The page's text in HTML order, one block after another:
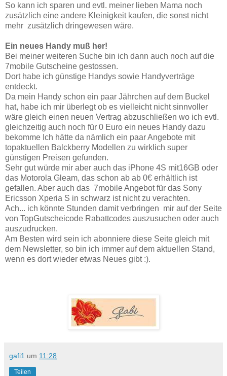
So kann ich sparen und evtl. meiner lieben Mama noch
zusätzlich eine andere Kleinigkeit kaufen, die sonst nicht
mehr zusätzlich dringewesen wäre.
Ein neues Handy muß her!
Bei meiner weiteren Suche bin ich dann auch noch auf die
7mobile Gutscheine gestossen.
Dort habe ich günstige Handys sowie Handyverträge
entdeckt.
Da mein Handy schon ein paar Jährchen auf dem Buckel
hat, habe ich mir überlegt ob es vielleicht nicht sinnvoller
wäre gleich einen neuen Vertrag abzuschließen wo ich evtl.
gleichzeitig auch noch für 0 Euro ein neues Handy dazu
bekomme Ich hätte da nämlich ein paar Angebote mit
topaktuellen Balckberry Modellen zu wirklich super
günstigen Preisen gefunden.
Sehr gut würde mir aber auch das iPhone 4S mit16GB oder
das Motorola Gleam, das schon ab ab 0€ erhältlich ist
gefallen. Aber auch das 7mobile Angebot für das Sony
Ericsson Xperia S in schwarz ist nicht zu verachten.
Ach... ich könnte Stunden damit verbringen mir auf der Seite
von TopGutscheicode Rabattcodes auszusuchen oder auch
auszudrucken.
Am Besten wird sein ich abonniere diese Seite gleich mit
dem Newsletter, so bin ich immer auf dem aktuellen Stand,
wenn es dort wieder etwas Neues gibt :).
gafi1 um 11:28
Teilen